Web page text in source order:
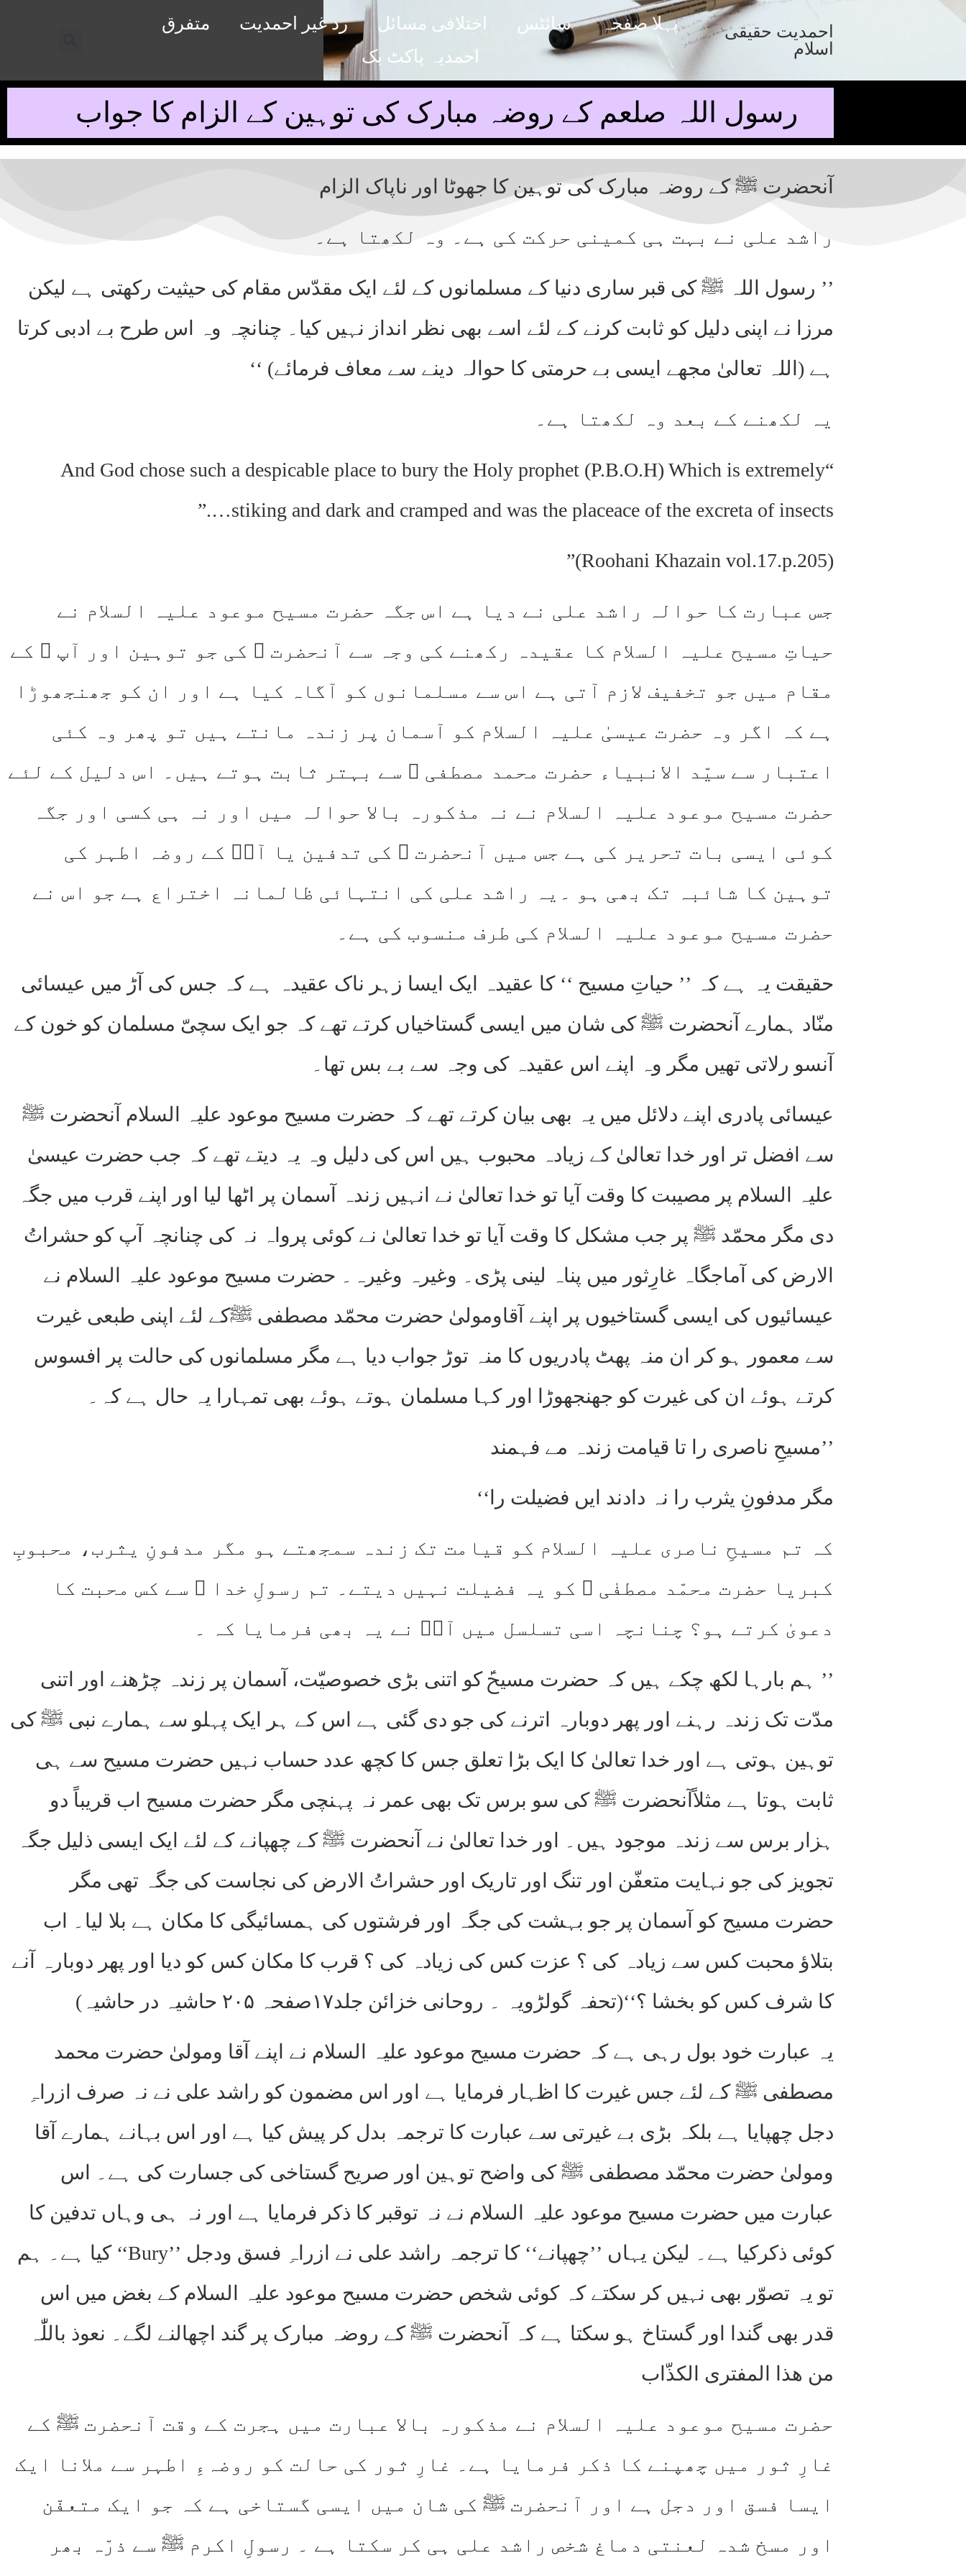
پہلا صفحہ سائٹس اختلافی مسائل رد غیر احمدیت
متفرق
احمدیہ پاکٹ بک
احمدیت حقیقی
اسلام
رسول اللہ صلعم کے روضہ مبارک کی توہین کے الزام کا جواب
آنحضرت ﷺ کے روضہ مبارک کی توہین کا جھوٹا اور ناپاک الزام
راشد علی نے بہت ہی کمینی حرکت کی ہے۔ وہ لکھتا ہے۔
’’ رسول اللہ ﷺ کی قبر ساری دنیا کے مسلمانوں کے لئے ایک مقدّس مقام کی حیثیت رکھتی ہے لیکن
مرزا نے اپنی دلیل کو ثابت کرنے کے لئے اسے بھی نظر انداز نہیں کیا۔ چنانچہ وہ اس طرح بے ادبی کرتا
ہے (اللہ تعالیٰ مجھے ایسی بے حرمتی کا حوالہ دینے سے معاف فرمائے) ‘‘
یہ لکھنے کے بعد وہ لکھتا ہے۔
“And God chose such a despicable place to bury the Holy prophet (P.B.O.H) Which is extremely
stiking and dark and cramped and was the placeace of the excreta of insects….”
(Roohani Khazain vol.17.p.205)”
جس عبارت کا حوالہ راشد علی نے دیا ہے اس جگہ حضرت مسیح موعود علیہ السلام نے
حیاتِ مسیح علیہ السلام کا عقیدہ رکھنے کی وجہ سے آنحضرت ﷺ کی جو توہین اور آپ ؐ کے
مقام میں جو تخفیف لازم آتی ہے اس سے مسلمانوں کو آگاہ کیا ہے اور ان کو جھنجھوڑا
ہے کہ اگر وہ حضرت عیسیٰ علیہ السلام کو آسمان پر زندہ مانتے ہیں تو پھر وہ کئی
اعتبار سے سیّد الانبیاء حضرت محمد مصطفی ﷺ سے بہتر ثابت ہوتے ہیں۔ اس دلیل کے لئے
حضرت مسیح موعود علیہ السلام نے نہ مذکورہ بالا حوالہ میں اور نہ ہی کسی اور جگہ
کوئی ایسی بات تحریر کی ہے جس میں آنحضرت ﷺ کی تدفین یا آپؐ کے روضہ اطہر کی
توہین کا شائبہ تک بھی ہو ۔یہ راشد علی کی انتہائی ظالمانہ اختراع ہے جو اس نے
حضرت مسیح موعود علیہ السلام کی طرف منسوب کی ہے۔
حقیقت یہ ہے کہ ’’ حیاتِ مسیح ‘‘ کا عقیدہ ایک ایسا زہر ناک عقیدہ ہے کہ جس کی آڑ میں عیسائی
منّاد ہمارے آنحضرت ﷺ کی شان میں ایسی گستاخیاں کرتے تھے کہ جو ایک سچیّ مسلمان کو خون کے
آنسو رلاتی تھیں مگر وہ اپنے اس عقیدہ کی وجہ سے بے بس تھا۔
عیسائی پادری اپنے دلائل میں یہ بھی بیان کرتے تھے کہ حضرت مسیح موعود علیہ السلام آنحضرت ﷺ
سے افضل تر اور خدا تعالیٰ کے زیادہ محبوب ہیں اس کی دلیل وہ یہ دیتے تھے کہ جب حضرت عیسیٰ
علیہ السلام پر مصیبت کا وقت آیا تو خدا تعالیٰ نے انہیں زندہ آسمان پر اٹھا لیا اور اپنے قرب میں جگہ
دی مگر محمّد ﷺ پر جب مشکل کا وقت آیا تو خدا تعالیٰ نے کوئی پرواہ نہ کی چنانچہ آپ کو حشراتُ
الارض کی آماجگاہ غارِثور میں پناہ لینی پڑی۔ وغیرہ وغیرہ۔ حضرت مسیح موعود علیہ السلام نے
عیسائیوں کی ایسی گستاخیوں پر اپنے آقاومولیٰ حضرت محمّد مصطفی ﷺکے لئے اپنی طبعی غیرت
سے معمور ہو کر ان منہ پھٹ پادریوں کا منہ توڑ جواب دیا ہے مگر مسلمانوں کی حالت پر افسوس
کرتے ہوئے ان کی غیرت کو جھنجھوڑا اور کہا مسلمان ہوتے ہوئے بھی تمہارا یہ حال ہے کہ۔
’’مسیحِ ناصری را تا قیامت زندہ مے فہمند
مگر مدفونِ یثرب را نہ دادند ایں فضیلت را‘‘
کہ تم مسیحِ ناصری علیہ السلام کو قیامت تک زندہ سمجھتے ہو مگر مدفونِ یثرب، محبوبِ
کبریا حضرت محمّد مصطفٰی ﷺ کو یہ فضیلت نہیں دیتے۔ تم رسولِ خدا ﷺ سے کس محبت کا
دعویٰ کرتے ہو؟ چنانچہ اسی تسلسل میں آپؑ نے یہ بھی فرمایا کہ ۔
’’ ہم بارہا لکھ چکے ہیں کہ حضرت مسیحؑ کو اتنی بڑی خصوصیّت، آسمان پر زندہ چڑھنے اور اتنی
مدّت تک زندہ رہنے اور پھر دوبارہ اترنے کی جو دی گئی ہے اس کے ہر ایک پہلو سے ہمارے نبی ﷺ کی
توہین ہوتی ہے اور خدا تعالیٰ کا ایک بڑا تعلق جس کا کچھ عدد حساب نہیں حضرت مسیح سے ہی
ثابت ہوتا ہے مثلاًآنحضرت ﷺ کی سو برس تک بھی عمر نہ پہنچی مگر حضرت مسیح اب قریباً دو
ہزار برس سے زندہ موجود ہیں۔ اور خدا تعالیٰ نے آنحضرت ﷺ کے چھپانے کے لئے ایک ایسی ذلیل جگہ
تجویز کی جو نہایت متعفّن اور تنگ اور تاریک اور حشراتُ الارض کی نجاست کی جگہ تھی مگر
حضرت مسیح کو آسمان پر جو بہشت کی جگہ اور فرشتوں کی ہمسائیگی کا مکان ہے بلا لیا۔ اب
بتلاؤ محبت کس سے زیادہ کی ؟ عزت کس کی زیادہ کی ؟ قرب کا مکان کس کو دیا اور پھر دوبارہ آنے
کا شرف کس کو بخشا ؟‘‘(تحفہ گولڑویہ ۔ روحانی خزائن جلد۱۷صفحہ ۲۰۵ حاشیہ در حاشیہ)
یہ عبارت خود بول رہی ہے کہ حضرت مسیح موعود علیہ السلام نے اپنے آقا ومولیٰ حضرت محمد
مصطفی ﷺ کے لئے جس غیرت کا اظہار فرمایا ہے اور اس مضمون کو راشد علی نے نہ صرف ازراہِ
دجل چھپایا ہے بلکہ بڑی بے غیرتی سے عبارت کا ترجمہ بدل کر پیش کیا ہے اور اس بہانے ہمارے آقا
ومولیٰ حضرت محمّد مصطفی ﷺ کی واضح توہین اور صریح گستاخی کی جسارت کی ہے۔ اس
عبارت میں حضرت مسیح موعود علیہ السلام نے نہ توقبر کا ذکر فرمایا ہے اور نہ ہی وہاں تدفین کا
کوئی ذکرکیا ہے۔ لیکن یہاں ’’چھپانے‘‘ کا ترجمہ راشد علی نے ازراہِ فسق ودجل ’’Bury‘‘ کیا ہے۔ ہم
تو یہ تصوّر بھی نہیں کر سکتے کہ کوئی شخص حضرت مسیح موعود علیہ السلام کے بغض میں اس
قدر بھی گندا اور گستاخ ہو سکتا ہے کہ آنحضرت ﷺ کے روضہ مبارک پر گند اچھالنے لگے۔ نعوذ باللّٰہ
من ھذا المفتری الکذّاب
حضرت مسیح موعود علیہ السلام نے مذکورہ بالا عبارت میں ہجرت کے وقت آنحضرت ﷺ کے
غارِ ثور میں چھپنے کا ذکر فرمایا ہے۔ غارِ ثور کی حالت کو روضہءِ اطہر سے ملانا ایک
ایسا فسق اور دجل ہے اور آنحضرت ﷺ کی شان میں ایسی گستاخی ہے کہ جو ایک متعفّن
اور مسخ شدہ لعنتی دماغ شخص راشد علی ہی کر سکتا ہے ۔ رسولِ اکرم ﷺ سے ذرّہ بھر